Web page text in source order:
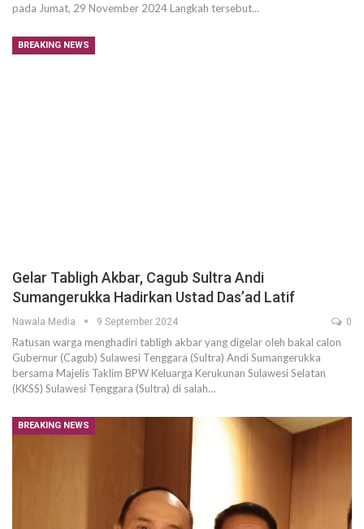
pada Jumat, 29 November 2024 Langkah tersebut…
BREAKING NEWS
Gelar Tabligh Akbar, Cagub Sultra Andi
Sumangerukka Hadirkan Ustad Das’ad Latif
Nawala Media 9 September 2024 0
Ratusan warga menghadiri tabligh akbar yang digelar oleh bakal calon
Gubernur (Cagub) Sulawesi Tenggara (Sultra) Andi Sumangerukka
bersama Majelis Taklim BPW Keluarga Kerukunan Sulawesi Selatan
(KKSS) Sulawesi Tenggara (Sultra) di salah…
BREAKING NEWS